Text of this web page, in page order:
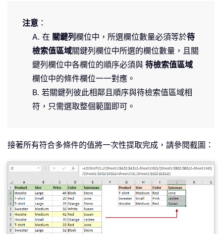
注意 ：
A. 在 關鍵列 欄位中，所選欄位數量必須等於待
檢索值區域關鍵列欄位中所選的欄位數量，且關
鍵列欄位中各欄位的順序必須與 待檢索值區域
欄位中的條件欄位一一對應。
B. 若關鍵列彼此相鄰且順序與待檢索值區域相
符，只需選取整個範圍即可。
接著所有符合多條件的值將一次性提取完成，請參閱截圖：